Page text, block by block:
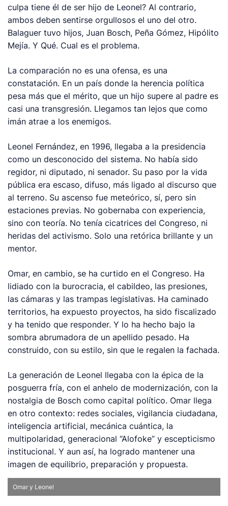
culpa tiene él de ser hijo de Leonel? Al contrario,
ambos deben sentirse orgullosos el uno del otro.
Balaguer tuvo hijos, Juan Bosch, Peña Gómez, Hipólito
Mejía. Y Qué. Cual es el problema.
La comparación no es una ofensa, es una
constatación. En un país donde la herencia política
pesa más que el mérito, que un hijo supere al padre es
casi una transgresión. Llegamos tan lejos que como
imán atrae a los enemigos.
Leonel Fernández, en 1996, llegaba a la presidencia
como un desconocido del sistema. No había sido
regidor, ni diputado, ni senador. Su paso por la vida
pública era escaso, difuso, más ligado al discurso que
al terreno. Su ascenso fue meteórico, sí, pero sin
estaciones previas. No gobernaba con experiencia,
sino con teoría. No tenía cicatrices del Congreso, ni
heridas del activismo. Solo una retórica brillante y un
mentor.
Omar, en cambio, se ha curtido en el Congreso. Ha
lidiado con la burocracia, el cabildeo, las presiones,
las cámaras y las trampas legislativas. Ha caminado
territorios, ha expuesto proyectos, ha sido fiscalizado
y ha tenido que responder. Y lo ha hecho bajo la
sombra abrumadora de un apellido pesado. Ha
construido, con su estilo, sin que le regalen la fachada.
La generación de Leonel llegaba con la épica de la
posguerra fría, con el anhelo de modernización, con la
nostalgia de Bosch como capital político. Omar llega
en otro contexto: redes sociales, vigilancia ciudadana,
inteligencia artificial, mecánica cuántica, la
multipolaridad, generacional “Alofoke” y escepticismo
institucional. Y aun así, ha logrado mantener una
imagen de equilibrio, preparación y propuesta.
Omar y Leonel